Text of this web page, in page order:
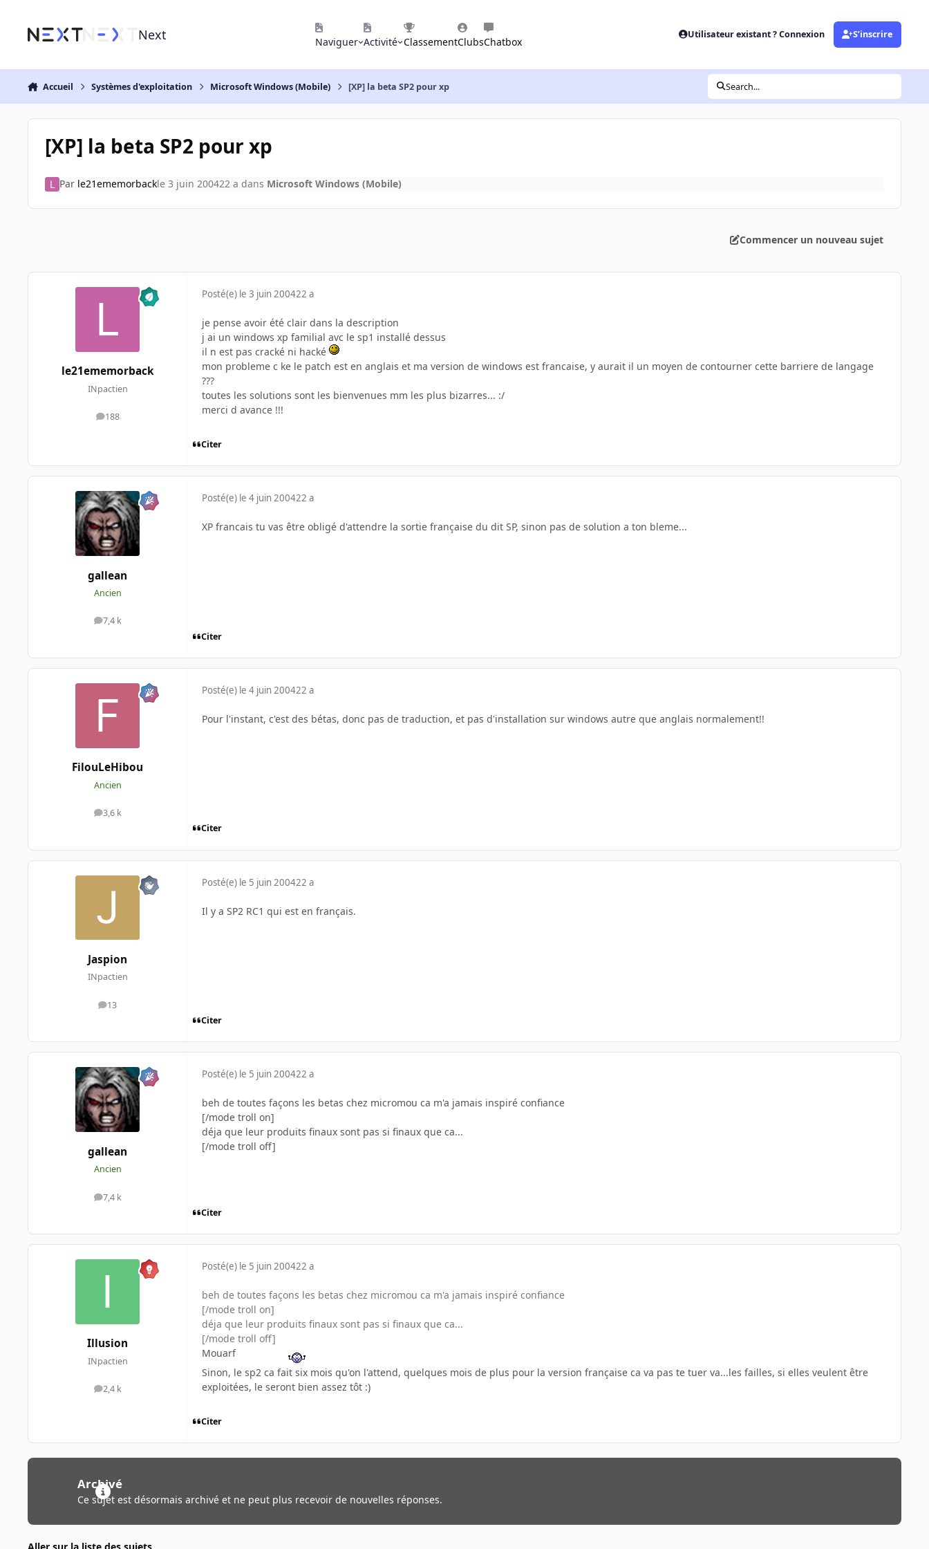
Next Naviguer Activité ClassementClubsChatbox
Utilisateur existant ? Connexion S’inscrire
Accueil Systèmes d'exploitation Microsoft Windows (Mobile) [XP] la beta SP2 pour xp Search...
[XP] la beta SP2 pour xp
Par le21ememorbackle 3 juin 200422 a dans Microsoft Windows (Mobile)
Commencer un nouveau sujet
le21ememorback
INpactien
188
messages
Posté(e) le 3 juin 200422 a
je pense avoir été clair dans la description
j ai un windows xp familial avc le sp1 installé dessus
il n est pas cracké ni hacké
mon probleme c ke le patch est en anglais et ma version de windows est francaise, y aurait il un moyen de contourner cette barriere de langage
???
toutes les solutions sont les bienvenues mm les plus bizarres... :/
merci d avance !!!
Citer
gallean
Ancien
7,4 k
messages
Posté(e) le 4 juin 200422 a
XP francais tu vas être obligé d'attendre la sortie française du dit SP, sinon pas de solution a ton bleme...
Citer
FilouLeHibou
Ancien
3,6 k
messages
Posté(e) le 4 juin 200422 a
Pour l'instant, c'est des bétas, donc pas de traduction, et pas d'installation sur windows autre que anglais normalement!!
Citer
Jaspion
INpactien
13
messages
Posté(e) le 5 juin 200422 a
Il y a SP2 RC1 qui est en français.
Citer
gallean
Ancien
7,4 k
messages
Posté(e) le 5 juin 200422 a
beh de toutes façons les betas chez micromou ca m'a jamais inspiré confiance
[/mode troll on]
déja que leur produits finaux sont pas si finaux que ca...
[/mode troll off]
Citer
Illusion
INpactien
2,4 k
messages
Posté(e) le 5 juin 200422 a
beh de toutes façons les betas chez micromou ca m'a jamais inspiré confiance
[/mode troll on]
déja que leur produits finaux sont pas si finaux que ca...
[/mode troll off]
Mouarf
Sinon, le sp2 ca fait six mois qu'on l'attend, quelques mois de plus pour la version française ca va pas te tuer va...les failles, si elles veulent être
exploitées, le seront bien assez tôt :)
Citer
Archivé
Ce sujet est désormais archivé et ne peut plus recevoir de nouvelles réponses.
Aller sur la liste des sujets